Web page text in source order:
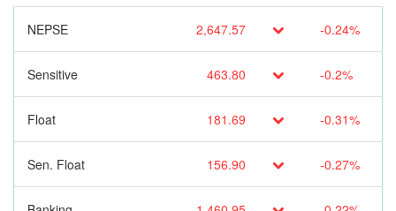
NEPSE 2,647.57 -0.24%
Sensitive 463.80 -0.2%
Float 181.69 -0.31%
Sen. Float 156.90 -0.27%